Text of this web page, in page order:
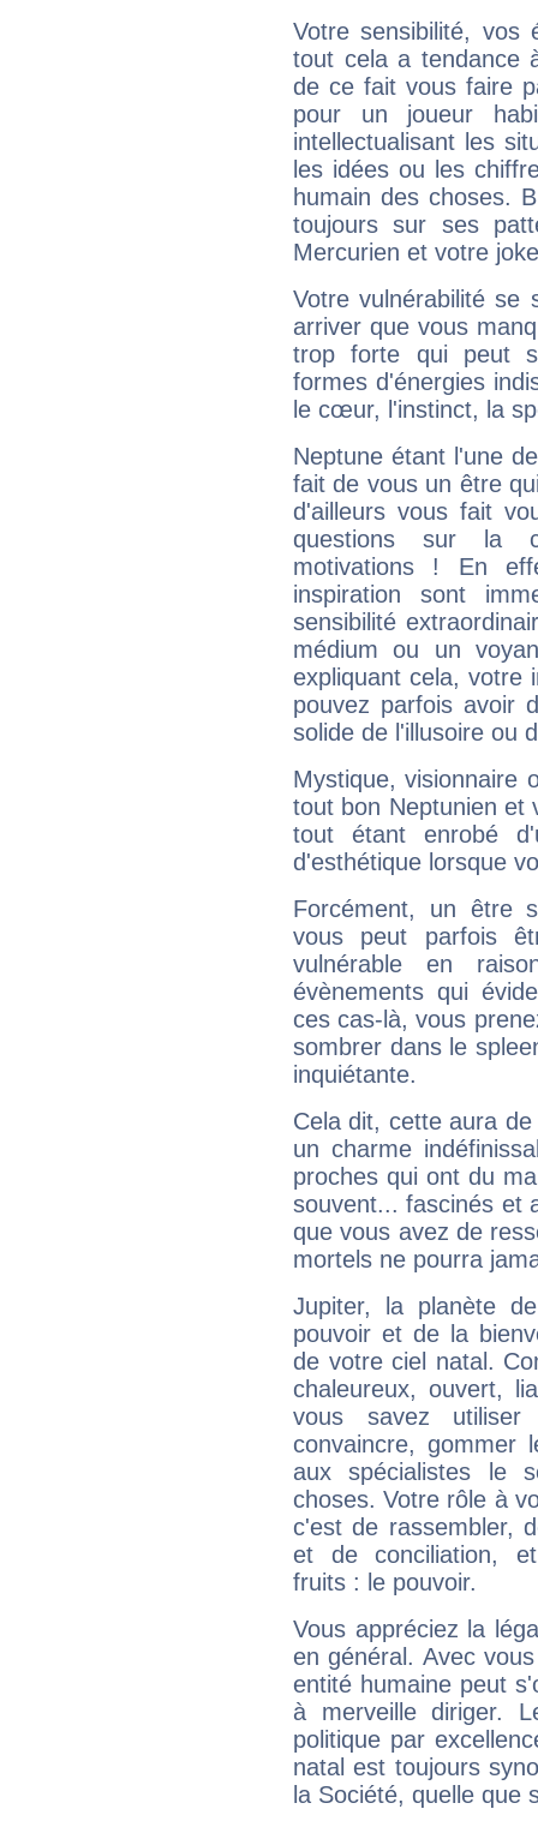
Votre sensibilité,
tout cela a tendance
de ce fait vous faire
pour un joueur
intellectualisant les
les idées ou les
humain des choses.
toujours sur ses
Mercurien et votre
Votre vulnérabilité se
arriver que vous
trop forte qui peut
formes d'énergies
le cœur, l'instinct, la
Neptune étant l'une
fait de vous un être
d'ailleurs vous fait
questions sur la
motivations ! En
inspiration sont
sensibilité
médium ou un
expliquant cela, votre
pouvez parfois avoir
solide de l'illusoire ou
Mystique, visionnaire
tout bon Neptunien et
tout étant enrobé
d'esthétique lorsque
Forcément, un être
vous peut parfois
vulnérable en
évènements qui
ces cas-là, vous
sombrer dans le
inquiétante.
Cela dit, cette aura
un charme
proches qui ont du
souvent... fascinés et
que vous avez de
mortels ne pourra
Jupiter, la planète
pouvoir et de la
de votre ciel natal.
chaleureux, ouvert,
vous savez
convaincre, gommer
aux spécialistes le
choses. Votre rôle à
c'est de rassembler,
et de conciliation,
fruits : le pouvoir.
Vous appréciez la
en général. Avec
entité humaine peut
à merveille diriger.
politique par
natal est toujours
la Société, quelle que